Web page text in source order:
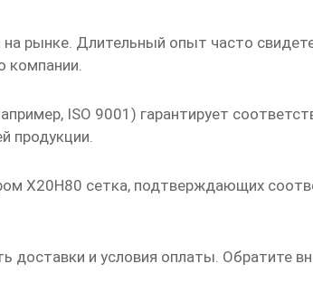
рынке. Длительный опыт часто
компании.
ISO 9001) гарантирует
продукции.
Х20Н80 сетка, подтверждающих
доставки и условия оплаты. Обратите